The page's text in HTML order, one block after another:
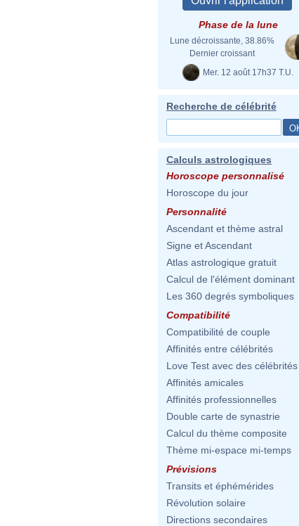
Phase de la lune
Lune décroissante, 38.86%
Dernier croissant
Mer. 12 août 17h37 T.U.
Recherche de célébrité
Calculs astrologiques
Horoscope personnalisé
Horoscope du jour
Personnalité
Ascendant et thème astral
Signe et Ascendant
Atlas astrologique gratuit
Calcul de l'élément dominant
Les 360 degrés symboliques
Compatibilité
Compatibilité de couple
Affinités entre célébrités
Love Test avec des célébrités
Affinités amicales
Affinités professionnelles
Double carte de synastrie
Calcul du thème composite
Thème mi-espace mi-temps
Prévisions
Transits et éphémérides
Révolution solaire
Directions secondaires